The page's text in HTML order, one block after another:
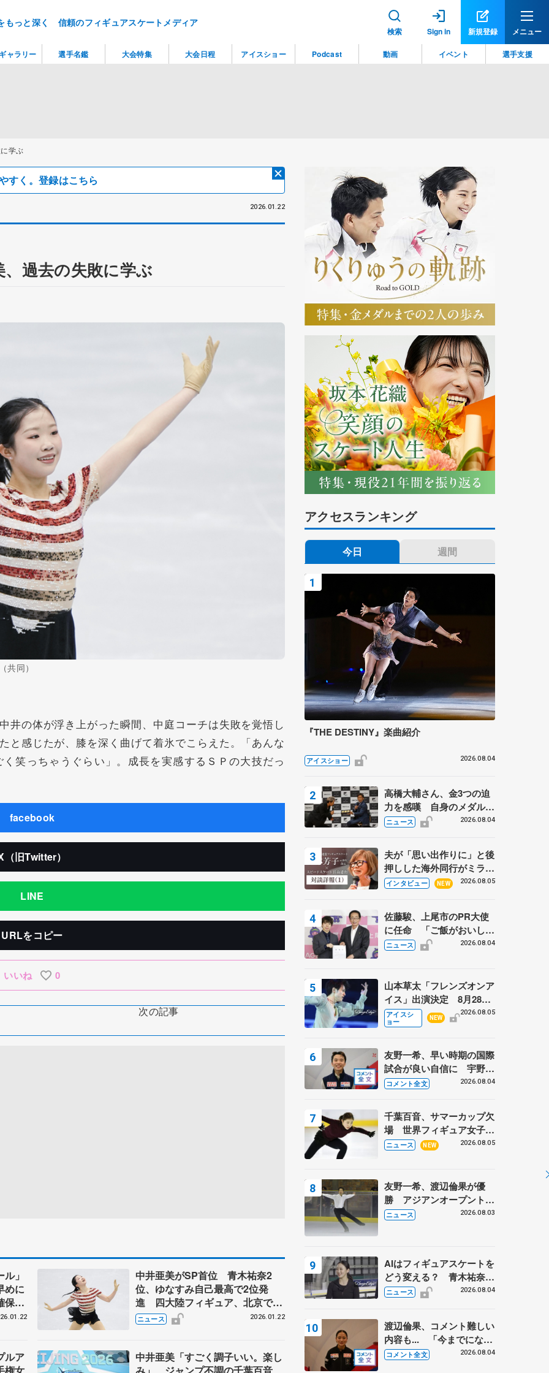
もっと深く 信頼のフィギュアスケートメディア
検索 Sign in 新規登録 メニュー
学ぶ
すく。登録はこちら
2026.01.22
過去の失敗に学ぶ
同）
の体が浮き上がった瞬間、中庭コーチは失敗を覚悟し
と感じたが、膝を深く曲げて着氷でこらえた。「あんな
笑っちゃうぐらい」。成長を実感するＳＰの大技だっ
facebook
（旧Twitter）
LINE
URLをコピー
いいね 0
次の記事
」
めに
保
中井亜美がSP首位 青木祐奈2
位、ゆなすみ自己最高で2位発
進 四大陸フィギュア、北京で開
幕
ニュース 2026.01.22
ルア
中井亜美「すごく調子いい。楽し
アクセスランキング
今日 週間
『THE DESTINY』楽曲紹介
アイスショー 2026.08.04
高橋大輔さん、金3つの迫
力を感嘆 自身のメダルは
「どちらに？」 〝リス兄
野村忠宏さんと対談
ニュース 2026.08.04
夫が「思い出作りに」と後
押しした海外同行がミラノ
まで… 繁華街のリンクで
に 小林芳子さんが振り返
るスケート人生
インタビュー NEW 2026.08.05
佐藤駿、上尾市のPR大使
に任命 「ご飯がおいし
く、住みやすいのが魅力」
ニュース 2026.08.04
山本草太「フレンズオンア
イス」出演決定 8月28日
（金）2公演のみ 荒川静
香さんプロデュース、20
アイスシ
ョー
NEW
2026.08.05
友野一希、早い時期の国際
試合が良い自信に 宇野昌
磨の現役復帰に思っている
トロフィーフリー】
コメント全文 2026.08.04
千葉百音、サマーカップ欠
場 世界フィギュア女子2
位
ニュース NEW 2026.08.05
友野一希、渡辺倫果が優
勝 アジアンオープントロ
フィー
ニュース 2026.08.03
AIはフィギュアスケートを
どう変える？ 青木祐奈と
考える採点、トレーニング
ニュース 2026.08.04
渡辺倫果、コメント難しい
内容も... 「今までにない
くらい早めに仕上げられて
コメント全文 2026.08.04
ャラリー 選手名鑑 大会特集 大会日程 アイスショー Podcast 動画 イベント 選手支援